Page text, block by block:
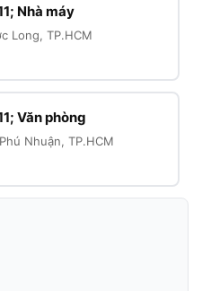
Nhà máy
Long, TP.HCM
Văn phòng
Nhuận, TP.HCM